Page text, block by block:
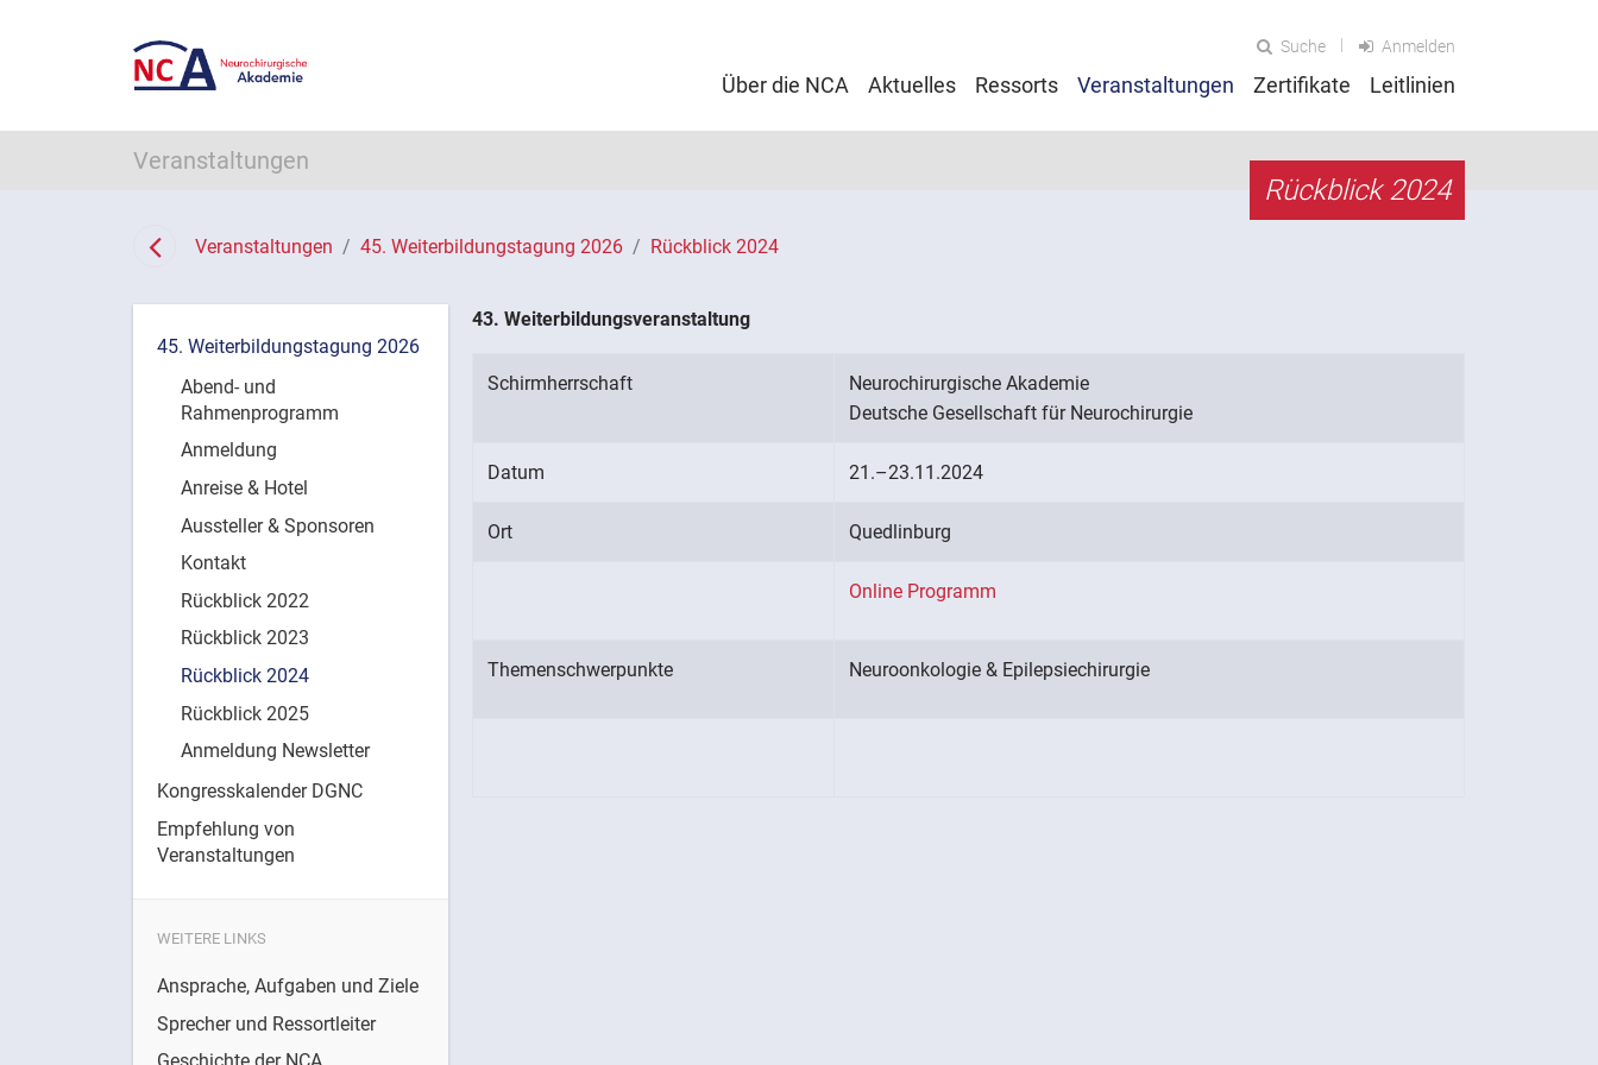
Suche Anmelden
Über die NCA Aktuelles Ressorts Veranstaltungen Zertifikate Leitlinien
Veranstaltungen
Rückblick 2024
Veranstaltungen 45. Weiterbildungstagung 2026 Rückblick 2024
45. Weiterbildungstagung 2026
Abend- und
Rahmenprogramm
Anmeldung
Anreise & Hotel
Aussteller & Sponsoren
Kontakt
Rückblick 2022
Rückblick 2023
Rückblick 2024
Rückblick 2025
Anmeldung Newsletter
Kongresskalender DGNC
Empfehlung von
Veranstaltungen
WEITERE LINKS
Ansprache, Aufgaben und Ziele
Sprecher und Ressortleiter
43. Weiterbildungsveranstaltung
Schirmherrschaft
Neurochirurgische Akademie
Deutsche Gesellschaft für Neurochirurgie
Datum 21.–23.11.2024
Ort Quedlinburg
Online Programm
Themenschwerpunkte Neuroonkologie & Epilepsiechirurgie